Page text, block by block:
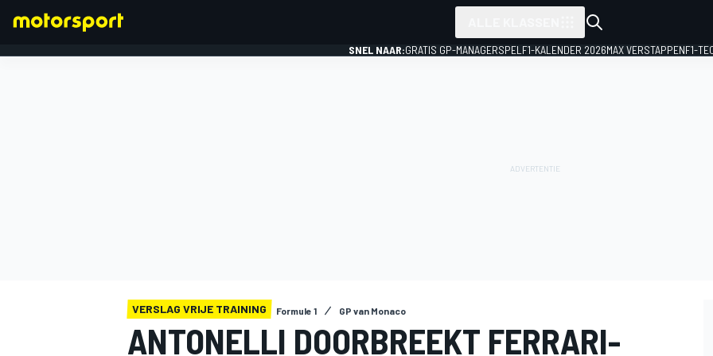
SNEL NAAR:GRATIS GP-MANAGERSPEL F1-KALENDER 2026MAX VERSTAPPENF1-
VERSLAG VRIJE TRAINING Formule 1 GP van Monaco
ANTONELLI DOORBREEKT FERRARI-